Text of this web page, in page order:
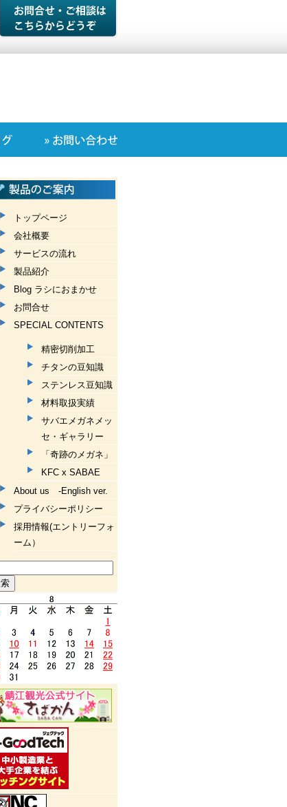
トップページ
会社概要
サービスの流れ
製品紹介
Blog ラシにおまかせ
お問合せ
SPECIAL CONTENTS
精密切削加工
チタンの豆知識
ステンレス豆知識
材料取扱実績
サバエメガネメッ
セ・ギャラリー
「奇跡のメガネ」
KFC x SABAE
About us -English ver.
プライバシーポリシー
採用情報(エントリーフォ
ーム）